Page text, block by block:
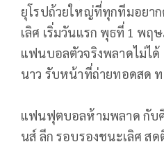
ยุโรปถ้วยใหญ่ที่ทุกทีมอยา
เลิศ เริ่มวันแรก พุธที่ 1 พฤ
แฟนบอลตัวจริงพลาดไม่ไ
นาว รับหน้าที่ถ่ายทอดสด ท
แฟนฟุตบอลห้ามพลาด กับ
นส์ ลีก รอบรองชนะเลิศ ส